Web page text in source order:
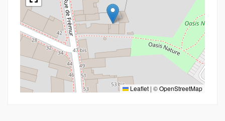
Leaflet | ©OpenStreetMap